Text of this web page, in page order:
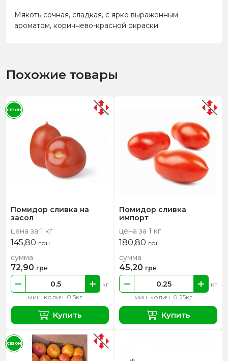
Мякоть сочная, сладкая, с ярко выраженным
ароматом, коричнево-красной окраски.
Похожие товары
Помидор сливка на
засол
цена за 1 кг
145,80 грн
мин. колич. 0.5кг
кг
сумма
72,90 грн
Купить
СЕЗОН
Помидор сливка
импорт
цена за 1 кг
180,80 грн
мин. колич. 0.25кг
кг
сумма
45,20 грн
Купить
СЕЗОН